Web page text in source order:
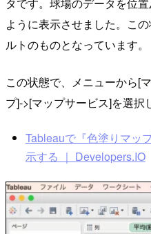
ように表示させました。こ
ルトのものとなっています。
この状態で、メニューから[
プ]->[マップサービス]を選択
Tableauで『色塗りマッ
示する ｜ Developers.IO